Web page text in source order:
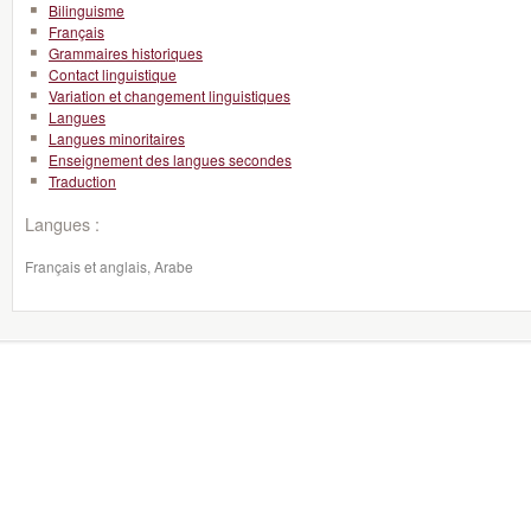
Bilinguisme
Français
Grammaires historiques
Contact linguistique
Variation et changement linguistiques
Langues
Langues minoritaires
Enseignement des langues secondes
Traduction
Langues :
Français et anglais, Arabe